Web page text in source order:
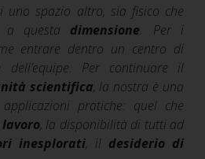
uno spazio altro, sia fisico che
a questa dimensione. Per i
entrare dentro un centro di
dell’equipe. Per continuare il
scientifica, la nostra è una
pratiche: quel che
, la disponibilità di tutti ad
inesplorati, il desiderio di